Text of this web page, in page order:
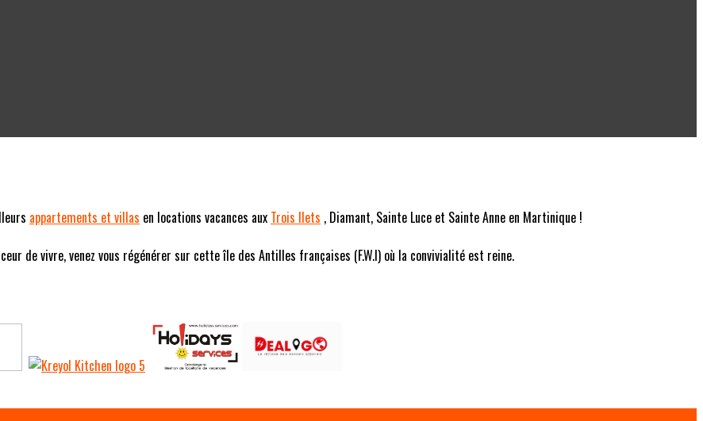
appartements et villas en locations vacances aux Trois Ilets , Diamant, Sainte Luce et Sainte Anne en Martinique !
de vivre, venez vous régénérer sur cette île des Antilles françaises (F.W.I) où la convivialité est reine.